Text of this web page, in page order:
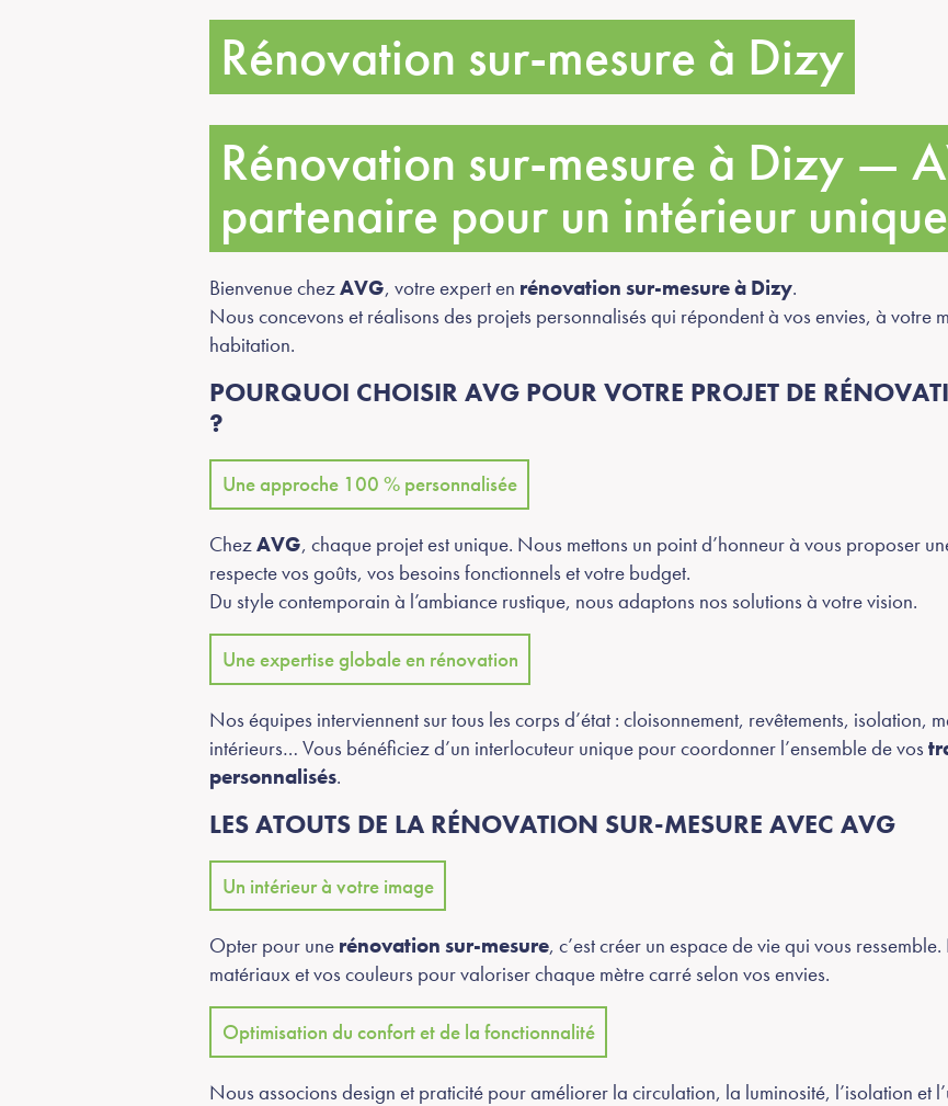
Rénovation sur-mesure à Dizy
Rénovation sur-mesure à Dizy —
partenaire pour un intérieur unique
Bienvenue chezAVG, votre expert en rénovation sur-mesure à Dizy.
Nous concevons et réalisons des projets personnalisés qui répondent à vos envies, à votre
habitation.
POURQUOI CHOISIR AVG POUR VOTRE PROJET DE
?
Une approche 100 % personnalisée
ChezAVG, chaque projet est unique. Nous mettons un point d’honneur à vous proposer
respecte vos goûts, vos besoins fonctionnels et votre budget.
Du style contemporain à l’ambiance rustique, nous adaptons nos solutions à votre vision.
Une expertise globale en rénovation
Nos équipes interviennent sur tous les corps d’état : cloisonnement, revêtements, isolation,
intérieurs… Vous bénéficiez d’un interlocuteur unique pour coordonner l’ensemble de vos
personnalisés.
LES ATOUTS DE LA RÉNOVATION SUR-MESURE AVEC AVG
Un intérieur à votre image
Opter pour une rénovation sur-mesure, c’est créer un espace de vie qui vous
matériaux et vos couleurs pour valoriser chaque mètre carré selon vos envies.
Optimisation du confort et de la fonctionnalité
Nous associons design et praticité pour améliorer la circulation, la luminosité, l’isolation et